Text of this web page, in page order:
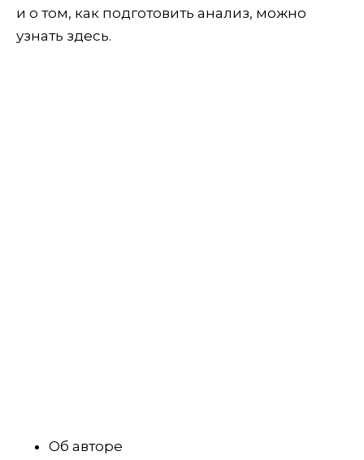
и о том, как подготовить анализ, можно
узнать здесь.
Об авторе